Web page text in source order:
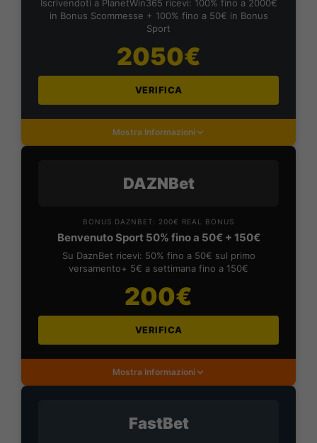
Iscrivendoti a PlanetWin365 ricevi: 100% fino a 2000€
in Bonus Scommesse + 100% fino a 50€ in Bonus
Sport
2050€
VERIFICA
Mostra Informazioni
DAZNBet
BONUS DAZNBET: 200€ REAL BONUS
Benvenuto Sport 50% fino a 50€ + 150€
Su DaznBet ricevi: 50% fino a 50€ sul primo
versamento+ 5€ a settimana fino a 150€
200€
VERIFICA
Mostra Informazioni
FastBet